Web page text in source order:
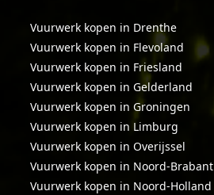
Vuurwerk kopen in Drenthe
Vuurwerk kopen in Flevoland
Vuurwerk kopen in Friesland
Vuurwerk kopen in Gelderland
Vuurwerk kopen in Groningen
Vuurwerk kopen in Limburg
Vuurwerk kopen in Overijssel
Vuurwerk kopen in Noord-Brabant
Vuurwerk kopen in Noord-Holland